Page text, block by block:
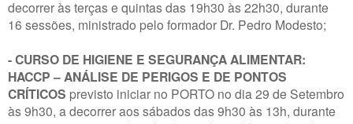
decorrer às terças e quintas das 19h30 às 22h30, durante
16 sessões, ministrado pelo formador Dr. Pedro Modesto;
- CURSO DE HIGIENE E SEGURANÇA ALIMENTAR:
HACCP – ANÁLISE DE PERIGOS E DE PONTOS
CRÍTICOS previsto iniciar no PORTO no dia 29 de Setembro
às 9h30, a decorrer aos sábados das 9h30 às 13h, durante